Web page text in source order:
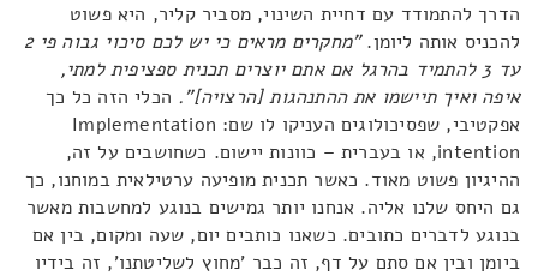
הדרך להתמודד עם דחיית השינוי, מסביר קליר, היא פשוט
להכניס אותה ליומן.
"מחקרים מראים כי יש לכם סיכוי גבוה פי 2
עד 3 להתמיד בהרגל אם אתם יוצרים תכנית ספציפית למתי,
איפה ואיך תיישמו את ההתנהגות [הרצויה]". הכלי הזה כל כך
אפקטיבי, שפסיכולוגים העניקו לו שם: Implementation
intention, או בעברית – כוונות יישום. כשחושבים על זה,
ההיגיון פשוט מאוד. כאשר תכנית מופיעה ערטילאית במוחנו, כך
גם היחס שלנו אליה. אנחנו יותר גמישים בנוגע למחשבות מאשר
בנוגע לדברים כתובים. כשאנו כותבים יום, שעה ומקום, בין אם
ביומן ובין אם סתם על דף, זה כבר 'מחוץ לשליטתנו', זה בידיו